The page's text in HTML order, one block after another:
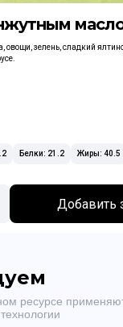
овощи, зелень, сладкий
Белки: 21.2 Жиры: 40.5
Добавить
ресурсе